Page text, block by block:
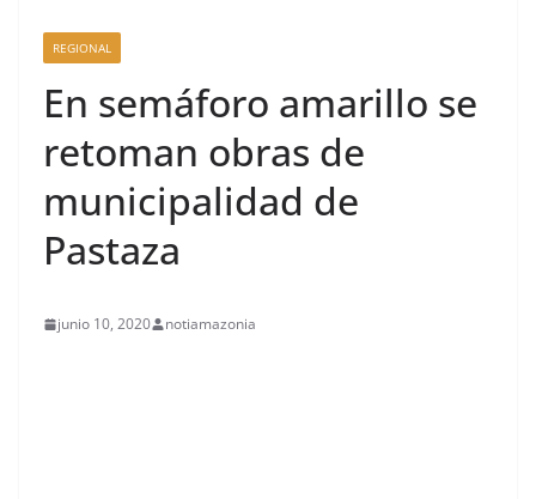
REGIONAL
En semáforo amarillo se
retoman obras de
municipalidad de
Pastaza
junio 10, 2020 notiamazonia